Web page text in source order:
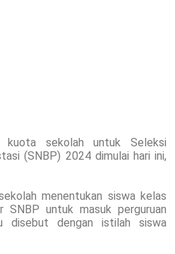
kuota sekolah untuk Seleksi
(SNBP) 2024 dimulai hari ini,
menentukan siswa kelas
untuk masuk perguruan
disebut dengan istilah siswa